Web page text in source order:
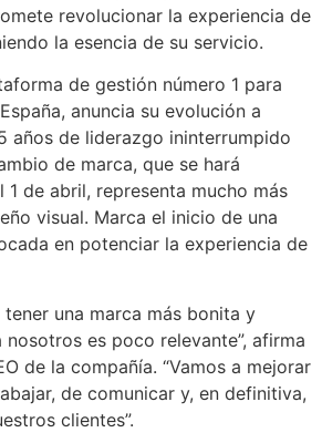
revolucionar la experiencia de
la esencia de su servicio.
de gestión número 1 para
anuncia su evolución a
años de liderazgo ininterrumpido
de marca, que se hará
de abril, representa mucho más
visual. Marca el inicio de una
en potenciar la experiencia de
una marca más bonita y
nosotros es poco relevante”, afirma
de la compañía. “Vamos a mejorar
de comunicar y, en definitiva,
clientes”.